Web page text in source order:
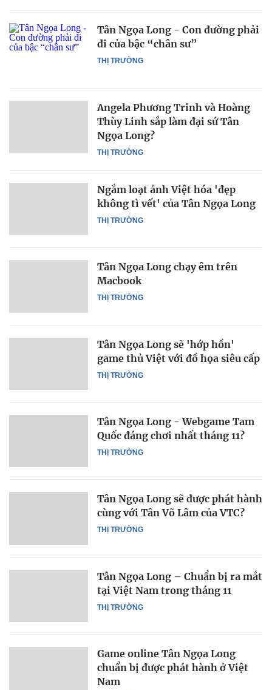
THỊ TRƯỜNG
Tân Ngọa Long - Con đường phải
đi của bậc “chân sư”
THỊ TRƯỜNG
Angela Phương Trinh và Hoàng
Thùy Linh sắp làm đại sứ Tân
Ngọa Long?
THỊ TRƯỜNG
Ngắm loạt ảnh Việt hóa 'đẹp
không tì vết' của Tân Ngọa Long
THỊ TRƯỜNG
Tân Ngọa Long chạy êm trên
Macbook
THỊ TRƯỜNG
Tân Ngọa Long sẽ 'hớp hồn'
game thủ Việt với đồ họa siêu cấp
THỊ TRƯỜNG
Tân Ngọa Long - Webgame Tam
Quốc đáng chơi nhất tháng 11?
THỊ TRƯỜNG
Tân Ngọa Long sẽ được phát hành
cùng với Tân Võ Lâm của VTC?
THỊ TRƯỜNG
Tân Ngọa Long – Chuẩn bị ra mắt
tại Việt Nam trong tháng 11
Game online Tân Ngọa Long
chuẩn bị được phát hành ở Việt
Nam